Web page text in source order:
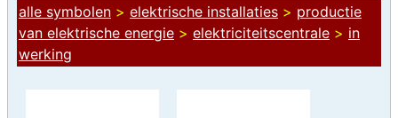
alle symbolen > elektrische installaties > productie
van elektrische energie > elektriciteitscentrale > in
werking